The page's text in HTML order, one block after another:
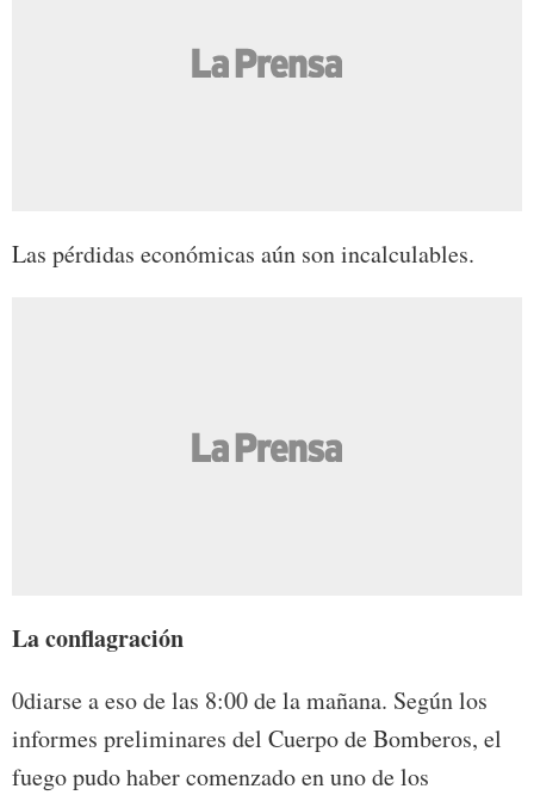
Las pérdidas económicas aún son incalculables.
La conflagración
0diarse a eso de las 8:00 de la mañana. Según los
informes preliminares del Cuerpo de Bomberos, el
fuego pudo haber comenzado en uno de los